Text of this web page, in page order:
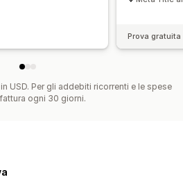
Prova
USD. Per gli addebiti ricorrenti e le spese
ogni 30 giorni.